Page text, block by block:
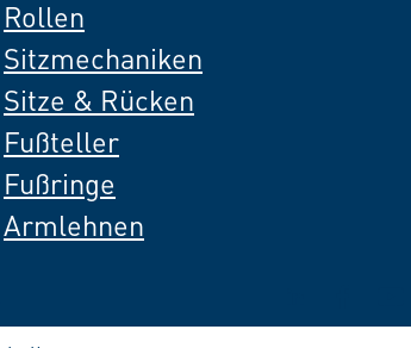
Rollen
Sitzmechaniken
Sitze & Rücken
Fußteller
Fußringe
Armlehnen